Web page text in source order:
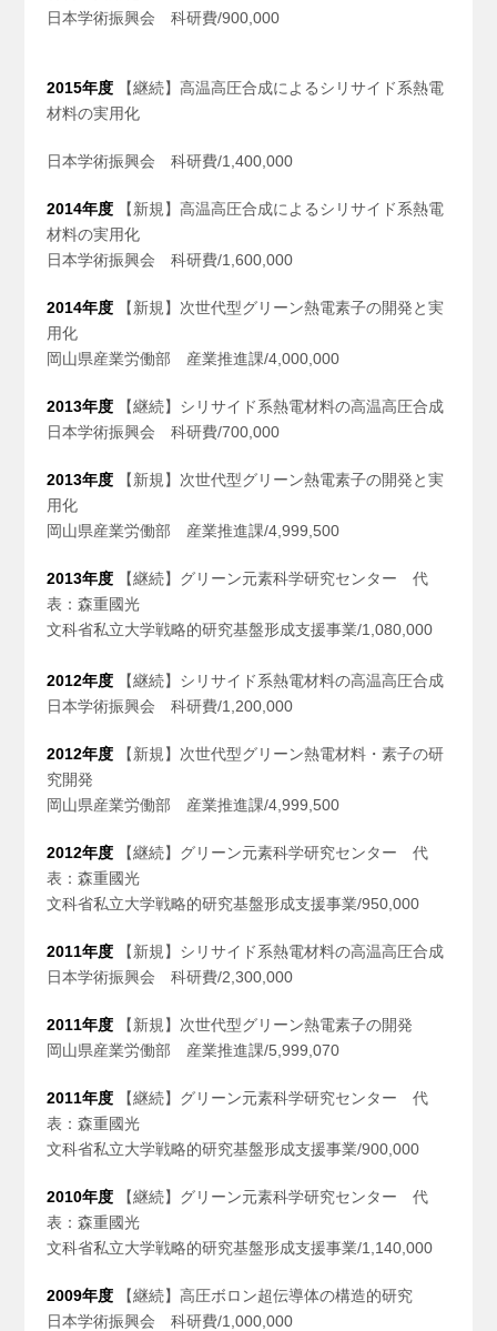
日本学術振興会 科研費/900,000
2015年度 【継続】高温高圧合成によるシリサイド系熱電
材料の実用化
日本学術振興会 科研費/1,400,000
2014年度 【新規】高温高圧合成によるシリサイド系熱電
材料の実用化
日本学術振興会 科研費/1,600,000
2014年度 【新規】次世代型グリーン熱電素子の開発と実
用化
岡山県産業労働部 産業推進課/4,000,000
2013年度 【継続】シリサイド系熱電材料の高温高圧合成
日本学術振興会 科研費/700,000
2013年度 【新規】次世代型グリーン熱電素子の開発と実
用化
岡山県産業労働部 産業推進課/4,999,500
2013年度 【継続】グリーン元素科学研究センター 代
表：森重國光
文科省私立大学戦略的研究基盤形成支援事業/1,080,000
2012年度 【継続】シリサイド系熱電材料の高温高圧合成
日本学術振興会 科研費/1,200,000
2012年度 【新規】次世代型グリーン熱電材料・素子の研
究開発
岡山県産業労働部 産業推進課/4,999,500
2012年度 【継続】グリーン元素科学研究センター 代
表：森重國光
文科省私立大学戦略的研究基盤形成支援事業/950,000
2011年度 【新規】シリサイド系熱電材料の高温高圧合成
日本学術振興会 科研費/2,300,000
2011年度 【新規】次世代型グリーン熱電素子の開発
岡山県産業労働部 産業推進課/5,999,070
2011年度 【継続】グリーン元素科学研究センター 代
表：森重國光
文科省私立大学戦略的研究基盤形成支援事業/900,000
2010年度 【継続】グリーン元素科学研究センター 代
表：森重國光
文科省私立大学戦略的研究基盤形成支援事業/1,140,000
2009年度 【継続】高圧ボロン超伝導体の構造的研究
日本学術振興会 科研費/1,000,000